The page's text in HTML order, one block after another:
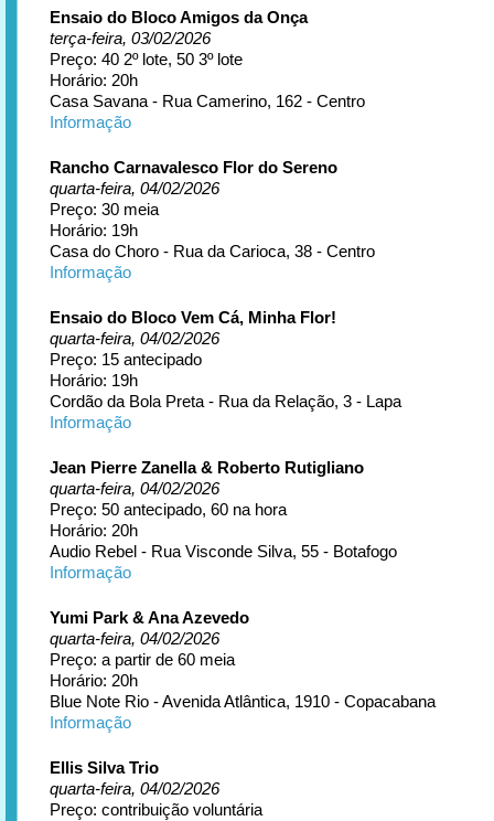
Ensaio do Bloco Amigos da Onça
terça-feira, 03/02/2026
Preço: 40 2º lote, 50 3º lote
Horário: 20h
Casa Savana - Rua Camerino, 162 - Centro
Informação
Rancho Carnavalesco Flor do Sereno
quarta-feira, 04/02/2026
Preço: 30 meia
Horário: 19h
Casa do Choro - Rua da Carioca, 38 - Centro
Informação
Ensaio do Bloco Vem Cá, Minha Flor!
quarta-feira, 04/02/2026
Preço: 15 antecipado
Horário: 19h
Cordão da Bola Preta - Rua da Relação, 3 - Lapa
Informação
Jean Pierre Zanella & Roberto Rutigliano
quarta-feira, 04/02/2026
Preço: 50 antecipado, 60 na hora
Horário: 20h
Audio Rebel - Rua Visconde Silva, 55 - Botafogo
Informação
Yumi Park & Ana Azevedo
quarta-feira, 04/02/2026
Preço: a partir de 60 meia
Horário: 20h
Blue Note Rio - Avenida Atlântica, 1910 - Copacabana
Informação
Ellis Silva Trio
quarta-feira, 04/02/2026
Preço: contribuição voluntária